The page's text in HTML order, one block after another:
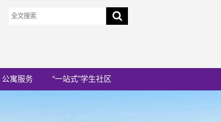
公寓服务 “一站式”学生社区